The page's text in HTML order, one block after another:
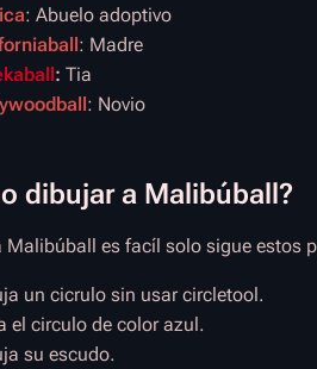
: Abuelo adoptivo
: Madre
: Tia
: Novio
dibujar a Malibúball?
Malibúball es facíl solo sigue estos
un cicrulo sin usar circletool.
el circulo de color azul.
su escudo.